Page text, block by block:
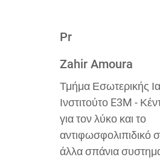
Pr
Zahir Amoura
Τμήμα Εσωτερικής
Ινστιτούτο E3M -
για τον λύκο και το
αντιφωσφολιπιδικό
άλλα σπάνια